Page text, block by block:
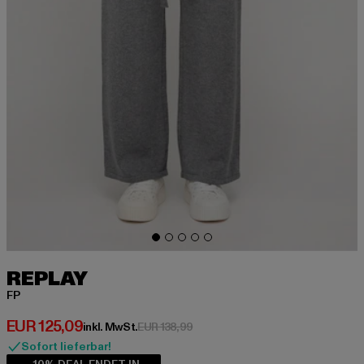
REPLAY
FP
EUR 125,09
Derzeitiger Preis: EUR 125,09
inkl. MwSt.EUR 138,99Aktionspreis: EUR 138,99
Sofort lieferbar!